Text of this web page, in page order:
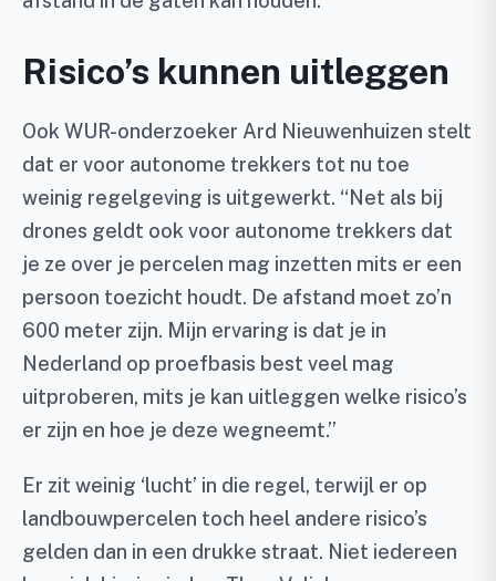
Risico’s kunnen uitleggen
Ook WUR-onderzoeker Ard Nieuwenhuizen stelt
dat er voor autonome trekkers tot nu toe
weinig regelgeving is uitgewerkt. “Net als bij
drones geldt ook voor autonome trekkers dat
je ze over je percelen mag inzetten mits er een
persoon toezicht houdt. De afstand moet zo’n
600 meter zijn. Mijn ervaring is dat je in
Nederland op proefbasis best veel mag
uitproberen, mits je kan uitleggen welke risico’s
er zijn en hoe je deze wegneemt.”
Er zit weinig ‘lucht’ in die regel, terwijl er op
landbouwpercelen toch heel andere risico’s
gelden dan in een drukke straat. Niet iedereen